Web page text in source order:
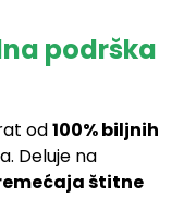
podrška
od100% biljnih
Deluje na
štitne